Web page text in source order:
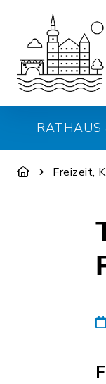
RATHAUS
Freizeit,